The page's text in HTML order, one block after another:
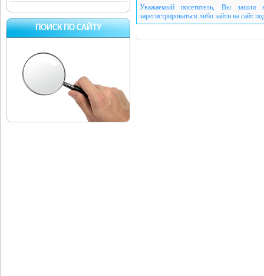
ПОИСК ПО САЙТУ
Уважаемый посетитель, Вы зашли
зарегистрироваться либо зайти на сайт